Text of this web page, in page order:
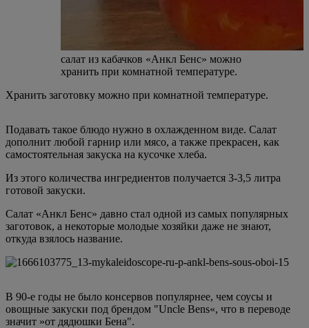
салат из кабачков «Анкл Бенс» можно
хранить при комнатной температуре.
Хранить заготовку можно при комнатной температуре.
Подавать такое блюдо нужно в охлажденном виде. Салат
дополнит любой гарнир или мясо, а также прекрасен, как
самостоятельная закуска на кусочке хлеба.
Из этого количества ингредиентов получается 3-3,5 литра
готовой закуски.
Салат «Анкл Бенс» давно стал одной из самых популярных
заготовок, а некоторые молодые хозяйки даже не знают,
откуда взялось название.
В 90-е годы не было консервов популярнее, чем соусы и
овощные закуски под брендом "Uncle Bens«, что в переводе
значит »от дядюшки Бена".